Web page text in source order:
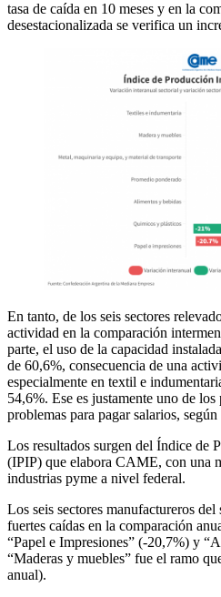
tasa de caída en 10 meses y en la
desestacionalizada se verifica un
En tanto, de los seis sectores
actividad en la comparación
parte, el uso de la capacidad
de 60,6%, consecuencia de una
especialmente en textil e
54,6%. Ese es justamente uno de
problemas para pagar salarios,
Los resultados surgen del Índice de
(IPIP) que elabora CAME, con una
industrias pyme a nivel federal.
Los seis sectores manufactureros
fuertes caídas en la comparación
“Papel e Impresiones” (-20,7%) y
“Maderas y muebles” fue el ramo
anual).